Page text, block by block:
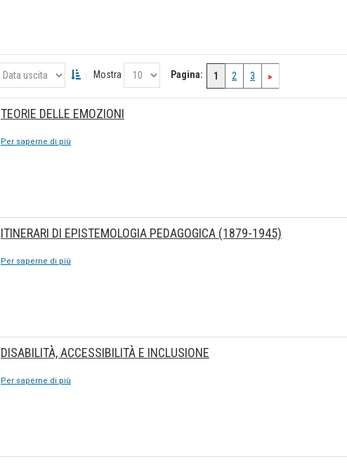
Mostra Pagina: 1 2 3
TEORIE DELLE EMOZIONI
Per saperne di più
ITINERARI DI EPISTEMOLOGIA PEDAGOGICA (1879-1945)
Per saperne di più
DISABILITÀ, ACCESSIBILITÀ E INCLUSIONE
Per saperne di più